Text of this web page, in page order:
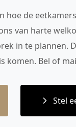
hoe de
van harte
in te plannen.
komen. Bel of
Stel